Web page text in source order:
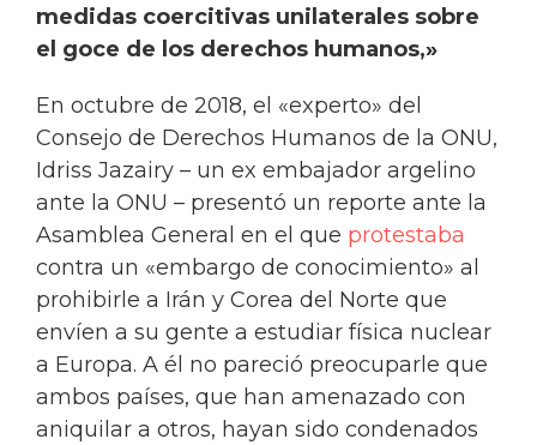
medidas coercitivas unilaterales sobre
el goce de los derechos humanos,»
En octubre de 2018, el «experto» del
Consejo de Derechos Humanos de la ONU,
Idriss Jazairy – un ex embajador argelino
ante la ONU – presentó un reporte ante la
Asamblea General en el que protestaba
contra un «embargo de conocimiento» al
prohibirle a Irán y Corea del Norte que
envíen a su gente a estudiar física nuclear
a Europa. A él no pareció preocuparle que
ambos países, que han amenazado con
aniquilar a otros, hayan sido condenados